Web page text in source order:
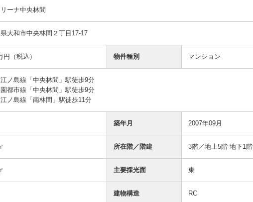
ーナ中央林間
大和市中央林間２丁目17-17
円（税込） 物件種別 マンション
ノ島線「中央林間」駅徒歩9分
都市線「中央林間」駅徒歩9分
ノ島線「南林間」駅徒歩11分
築年月 2007年09月
所在階／階建 3階／地上5階 地下1階
主要採光面 東
建物構造 RC